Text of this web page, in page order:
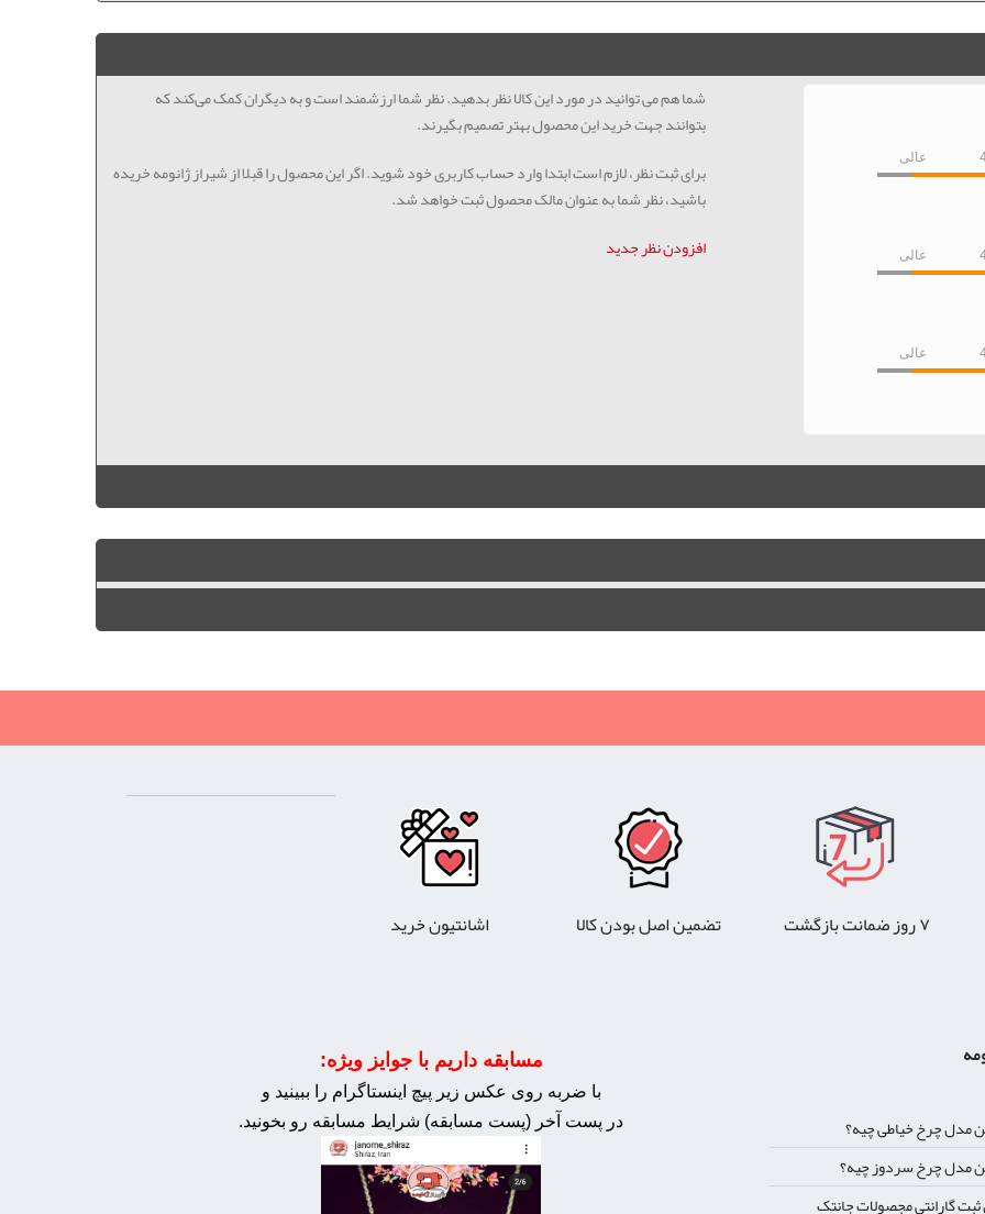
عالی
عالی
عالی
شما هم می توانید در مورد این کالا نظر بدهید. نظر شما ارزشمند است و به دیگران کمک می‌کند که
بتوانند جهت خرید این محصول بهتر تصمیم بگیرند.
برای ثبت نظر، لازم است ابتدا وارد حساب کاربری خود شوید. اگر این محصول را قبلا از شیراز ژانومه خریده
باشید، نظر شما به عنوان مالک محصول ثبت خواهد شد.
افزودن نظر جدید
۷ روز ضمانت بازگشت تضمین اصل بودن کالا اشانتیون خرید
مدل چرخ خیاطی چیه؟
مدل چرخ سردوز چیه؟
گارانتی مجصولات جانتک
مسابقه داریم با جوایز ویژه:
با ضربه روی عکس زیر پیچ اینستاگرام را ببینید و
در پست آخر (پست مسابقه) شرایط مسابقه رو بخونید.